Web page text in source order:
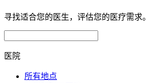
寻找适合您的医生，评估您的医疗需求。
医院
所有地点